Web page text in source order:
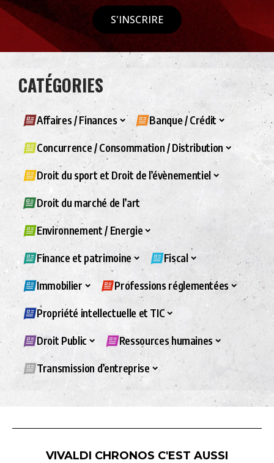
S'INSCRIRE
CATÉGORIES
Affaires / Finances Banque / Crédit
Concurrence / Consommation / Distribution
Droit du sport et Droit de l’évènementiel
Droit du marché de l’art
Environnement / Energie
Finance et patrimoine Fiscal
Immobilier Professions réglementées
Propriété intellectuelle et TIC
Droit Public Ressources humaines
Transmission d’entreprise
VIVALDI CHRONOS C'EST AUSSI